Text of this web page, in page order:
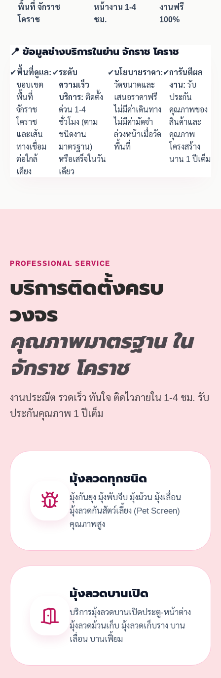
พื้นที่ จักราช
โคราช
หน้างาน 1-4
ชม.
งานฟรี
100%
📍 ข้อมูลช่างบริการในย่าน จักราช โคราช
✔พื้นที่ดูแล:
ขอบเขต
พื้นที่
จักราช
โคราช
และเส้น
ทางเชื่อม
ต่อใกล้
เคียง
✔ระดับ
ความเร็ว
บริการ: ติดตั้ง
ด่วน 1-4
ชั่วโมง (ตาม
ชนิดงาน
มาตรฐาน)
หรือเสร็จในวัน
เดียว
✔นโยบายราคา:
วัดขนาดและ
เสนอราคาฟรี
ไม่มีค่าเดินทาง
ไม่มีค่ามัดจำ
ล่วงหน้าเมื่อวัด
พื้นที่
✔การันตีผล
งาน: รับ
ประกัน
คุณภาพของ
สินค้าและ
คุณภาพ
โครงสร้าง
นาน 1 ปีเต็ม
PROFESSIONAL SERVICE
บริการติดตั้งครบ
วงจร
คุณภาพมาตรฐาน ใน
จักราช โคราช
งานประณีต รวดเร็ว ทันใจ ติดไวภายใน 1-4 ชม. รับ
ประกันคุณภาพ 1 ปีเต็ม
มุ้งลวดทุกชนิด
มุ้งกันยุง มุ้งพับจีบ มุ้งม้วน มุ้งเลื่อน
มุ้งลวดกันสัตว์เลี้ยง (Pet Screen)
คุณภาพสูง
มุ้งลวดบานเปิด
บริการมุ้งลวดบานเปิดประตู-หน้าต่าง
มุ้งลวดม้วนเก็บ มุ้งลวดเก็บราง บาน
เลื่อน บานเฟี้ยม